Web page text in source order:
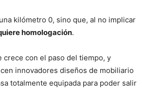
kilómetro 0, sino que, al no implicar
homologación.
crece con el paso del tiempo, y
innovadores diseños de mobiliario
totalmente equipada para poder salir